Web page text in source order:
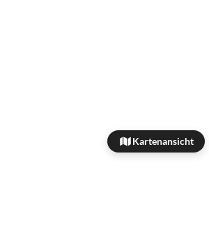
Kartenansicht